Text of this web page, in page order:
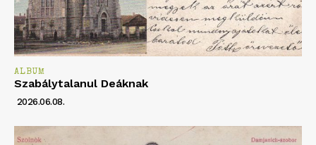
ALBUM
Szabálytalanul Deáknak
2026.06.08.